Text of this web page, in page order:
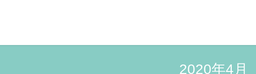
2020年4月